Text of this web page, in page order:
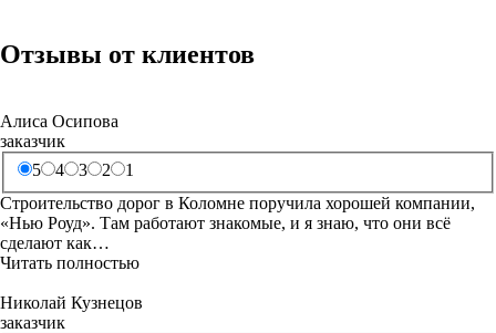
Отзывы от клиентов
Алиса Осипова
заказчик
5
4 3 2
1
Строительство дорог в Коломне поручила хорошей компании,
«Нью Роуд». Там работают знакомые, и я знаю, что они всё
сделают как…
Читать полностью
Николай Кузнецов
заказчик